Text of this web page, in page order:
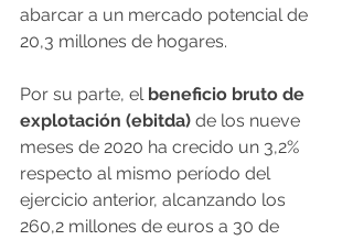
abarcar a un mercado potencial de
20,3 millones de hogares.
Por su parte, el beneficio bruto de
explotación (ebitda) de los nueve
meses de 2020 ha crecido un 3,2%
respecto al mismo período del
ejercicio anterior, alcanzando los
260,2 millones de euros a 30 de